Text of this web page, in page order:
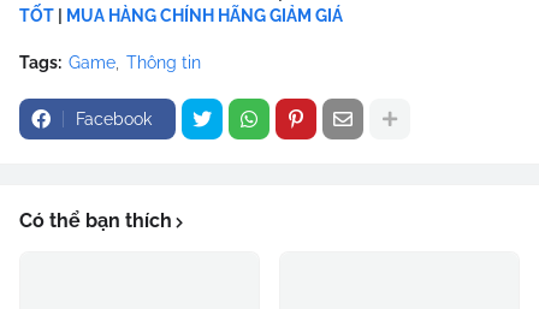
TỐT
MUA HÀNG CHÍNH HÃNG GIẢM GIÁ
Tags: Game Thông tin
Facebook
Có thể bạn thích